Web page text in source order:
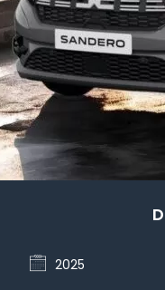
2025